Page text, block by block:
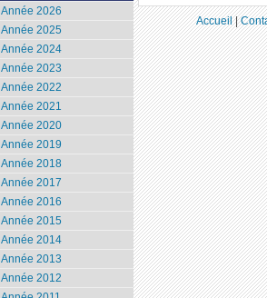
Année 2026
Année 2025
Année 2024
Année 2023
Année 2022
Année 2021
Année 2020
Année 2019
Année 2018
Année 2017
Année 2016
Année 2015
Année 2014
Année 2013
Année 2012
Accueil|